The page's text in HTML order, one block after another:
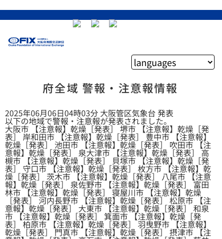
府全域 警報・注意報情報
2025年06月06日04時03分 大阪管区気象台 発表
以下の地域で警報・注意報が発表されました。
大阪市 【注意報】乾燥［発表］ 堺市 【注意報】乾燥［発
表］ 岸和田市 【注意報】乾燥［発表］ 豊中市 【注意報】
乾燥［発表］ 池田市 【注意報】乾燥［発表］ 吹田市 【注
意報】乾燥［発表］ 泉大津市 【注意報】乾燥［発表］ 高
槻市 【注意報】乾燥［発表］ 貝塚市 【注意報】乾燥［発
表］ 守口市 【注意報】乾燥［発表］ 枚方市 【注意報】乾
燥［発表］ 茨木市 【注意報】乾燥［発表］ 八尾市 【注意
報】乾燥［発表］ 泉佐野市 【注意報】乾燥［発表］ 富田
林市 【注意報】乾燥［発表］ 寝屋川市 【注意報】乾燥
［発表］ 河内長野市 【注意報】乾燥［発表］ 松原市 【注
意報】乾燥［発表］ 大東市 【注意報】乾燥［発表］ 和泉
市 【注意報】乾燥［発表］ 箕面市 【注意報】乾燥［発
表］ 柏原市 【注意報】乾燥［発表］ 羽曳野市 【注意報】
乾燥［発表］ 門真市 【注意報】乾燥［発表］ 摂津市 【注